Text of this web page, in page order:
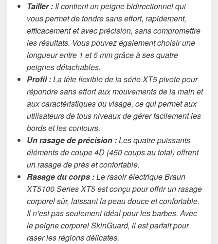
Tailler : Il contient un peigne bidirectionnel qui
vous permet de tondre sans effort, rapidement,
efficacement et avec précision, sans compromettre
les résultats. Vous pouvez également choisir une
longueur entre 1 et 5 mm grâce à ses quatre
peignes détachables.
Profil :La tête flexible de la série XT5 pivote pour
répondre sans effort aux mouvements de la main et
aux caractéristiques du visage, ce qui permet aux
utilisateurs de tous niveaux de gérer facilement les
bords et les contours.
Un rasage de précision :Les quatre puissants
éléments de coupe 4D (450 coups au total) offrent
un rasage de près et confortable.
Rasage du corps :Le rasoir électrique Braun
XT5100 Series XT5 est conçu pour offrir un rasage
corporel sûr, laissant la peau douce et confortable.
Il n’est pas seulement idéal pour les barbes. Avec
le peigne corporel SkinGuard, il est parfait pour
raser les régions délicates.